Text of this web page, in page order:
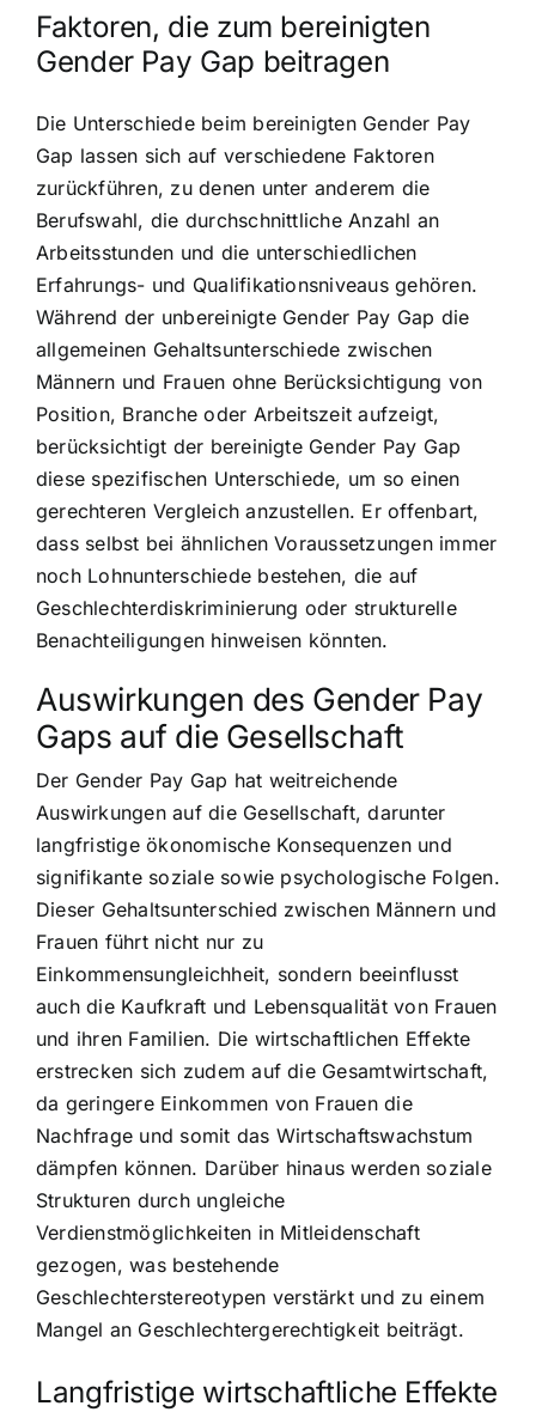
Faktoren, die zum bereinigten
Gender Pay Gap beitragen
Die Unterschiede beim bereinigten Gender Pay
Gap lassen sich auf verschiedene Faktoren
zurückführen, zu denen unter anderem die
Berufswahl, die durchschnittliche Anzahl an
Arbeitsstunden und die unterschiedlichen
Erfahrungs- und Qualifikationsniveaus gehören.
Während der unbereinigte Gender Pay Gap die
allgemeinen Gehaltsunterschiede zwischen
Männern und Frauen ohne Berücksichtigung von
Position, Branche oder Arbeitszeit aufzeigt,
berücksichtigt der bereinigte Gender Pay Gap
diese spezifischen Unterschiede, um so einen
gerechteren Vergleich anzustellen. Er offenbart,
dass selbst bei ähnlichen Voraussetzungen immer
noch Lohnunterschiede bestehen, die auf
Geschlechterdiskriminierung oder strukturelle
Benachteiligungen hinweisen könnten.
Auswirkungen des Gender Pay
Gaps auf die Gesellschaft
Der Gender Pay Gap hat weitreichende
Auswirkungen auf die Gesellschaft, darunter
langfristige ökonomische Konsequenzen und
signifikante soziale sowie psychologische Folgen.
Dieser Gehaltsunterschied zwischen Männern und
Frauen führt nicht nur zu
Einkommensungleichheit, sondern beeinflusst
auch die Kaufkraft und Lebensqualität von Frauen
und ihren Familien. Die wirtschaftlichen Effekte
erstrecken sich zudem auf die Gesamtwirtschaft,
da geringere Einkommen von Frauen die
Nachfrage und somit das Wirtschaftswachstum
dämpfen können. Darüber hinaus werden soziale
Strukturen durch ungleiche
Verdienstmöglichkeiten in Mitleidenschaft
gezogen, was bestehende
Geschlechterstereotypen verstärkt und zu einem
Mangel an Geschlechtergerechtigkeit beiträgt.
Langfristige wirtschaftliche Effekte